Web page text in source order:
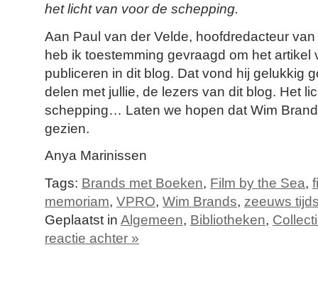
het licht van voor de schepping.
Aan Paul van der Velde, hoofdredacteur
heb ik toestemming gevraagd om het artikel
publiceren in dit blog. Dat vond hij gelukkig
delen met jullie, de lezers van dit blog. Het
schepping… Laten we hopen dat Wim
gezien.
Anya Marinissen
Tags: Brands met Boeken, Film by the Sea,
memoriam, VPRO, Wim Brands, zeeuws
Geplaatst in Algemeen, Bibliotheken,
reactie achter »